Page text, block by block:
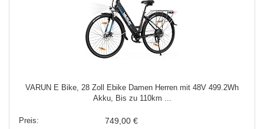
VARUN E Bike, 28 Zoll Ebike Damen Herren mit 48V 499.2Wh
Akku, Bis zu 110km ...
749,00 €